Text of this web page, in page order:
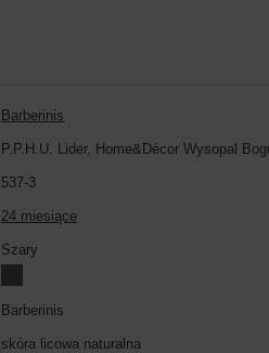
Barberinis
P.P.H.U. Lider, Home&Décor Wysopal
537-3
24 miesiące
Szary
Barberinis
skóra licowa naturalna